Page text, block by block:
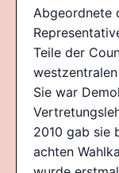
Abgeordnete
Teile der
Sie war
2010 gab sie
achten